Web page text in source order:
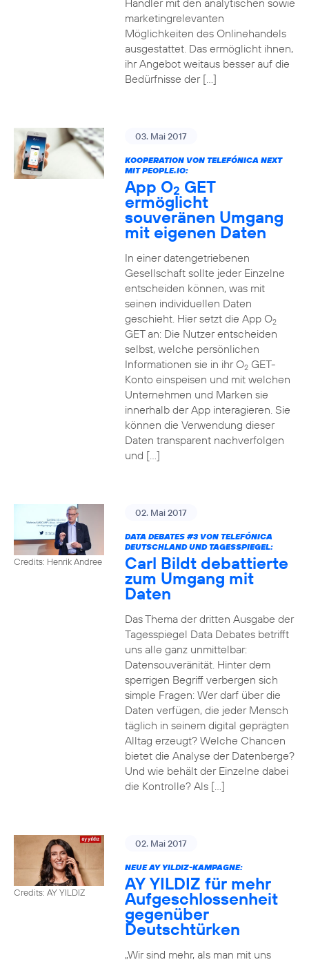
Händler mit den analytischen sowie
marketingrelevanten
Möglichkeiten des Onlinehandels
ausgestattet. Das ermöglicht ihnen,
ihr Angebot weitaus besser auf die
Bedürfnisse der […]
03. Mai 2017
KOOPERATION VON TELEFÓNICA NEXT
MIT PEOPLE.IO:
App O2 GET
ermöglicht
souveränen Umgang
mit eigenen Daten
In einer datengetriebenen
Gesellschaft sollte jeder Einzelne
entscheiden können, was mit
seinen individuellen Daten
geschieht. Hier setzt die App O2
GET an: Die Nutzer entscheiden
selbst, welche persönlichen
Informationen sie in ihr O2GET-
Konto einspeisen und mit welchen
Unternehmen und Marken sie
innerhalb der App interagieren. Sie
können die Verwendung dieser
Daten transparent nachverfolgen
und […]
Credits: Henrik Andree
02. Mai 2017
DATA DEBATES #3VON TELEFÓNICA
DEUTSCHLAND UND TAGESSPIEGEL:
Carl Bildt debattierte
zum Umgang mit
Daten
Das Thema der dritten Ausgabe der
Tagesspiegel Data Debates betrifft
uns alle ganz unmittelbar:
Datensouveränität. Hinter dem
sperrigen Begriff verbergen sich
simple Fragen: Wer darf über die
Daten verfügen, die jeder Mensch
täglich in seinem digital geprägten
Alltag erzeugt? Welche Chancen
bietet die Analyse der Datenberge?
Und wie behält der Einzelne dabei
die Kontrolle? Als […]
Credits: AY YILDIZ
02. Mai 2017
NEUE AY YILDIZ-KAMPAGNE:
AY YILDIZ für mehr
Aufgeschlossenheit
gegenüber
Deutschtürken
„Wir sind mehr, als man mit uns